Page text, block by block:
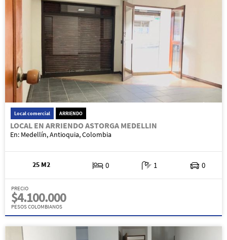
Local comercial ARRIENDO
LOCAL EN ARRIENDO ASTORGA MEDELLIN
En: Medellín, Antioquia, Colombia
25 M2 0 1 0
PRECIO
$4.100.000
PESOS COLOMBIANOS